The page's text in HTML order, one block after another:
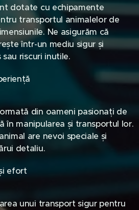
dotate cu echipamente
transportul animalelor de
Ne asigurăm că
într-un mediu sigur și
riscuri inutile.
din oameni pasionați de
în manipularea și transportul lor.
are nevoi speciale și
detaliu.
efort
unui transport sigur pentru